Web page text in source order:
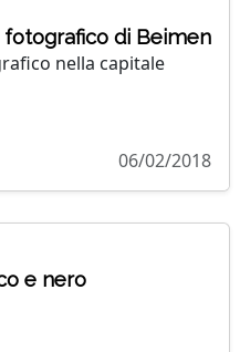
di Beimen
nella capitale
06/02/2018
e nero